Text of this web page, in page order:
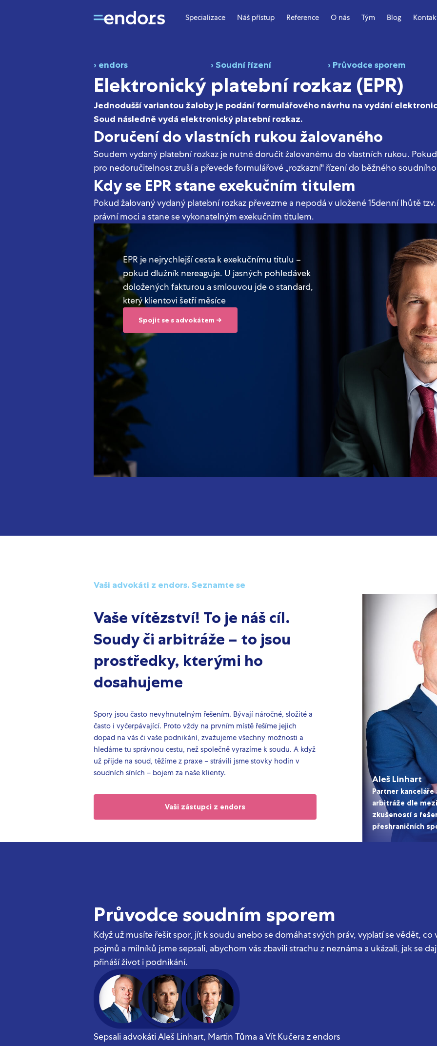
Specializace Náš přístup Reference O nás Tým Blog
› endors › Soudní řízení › Průvodce sporem
Elektronický platební rozkaz (EPR)
Jednodušší variantou žaloby je podání formulářového návrhu na vydání
Soud následně vydá elektronický platební rozkaz.
Doručení do vlastních rukou žalovaného
Soudem vydaný platební rozkaz je nutné doručit žalovanému do vlastních rukou.
pro nedoručitelnost zruší a převede formulářové „rozkazní" řízení do běžného
Kdy se EPR stane exekučním titulem
Pokud žalovaný vydaný platební rozkaz převezme a nepodá v uložené 15denní lhůtě
právní moci a stane se vykonatelným exekučním titulem.
EPR je nejrychlejší cesta k exekučnímu titulu –
pokud dlužník nereaguje. U jasných pohledávek
doložených fakturou a smlouvou jde o standard,
který klientovi šetří měsíce
Spojit se s advokátem →
Vaši advokáti z endors. Seznamte se
Vaše vítězství! To je náš cíl.
Soudy či arbitráže – to jsou
prostředky, kterými ho
dosahujeme
Spory jsou často nevyhnutelným řešením. Bývají náročné, složité a
často i vyčerpávající. Proto vždy na prvním místě řešíme jejich
dopad na vás či vaše podnikání, zvažujeme všechny možnosti a
hledáme tu správnou cestu, než společně vyrazíme k soudu. A když
už přijde na soud, těžíme z praxe – strávili jsme stovky hodin v
soudních síních – bojem za naše klienty.
Vaši zástupci z endors
Aleš Linhart
Partner kanceláře
arbitráže dle
zkušeností s
přeshraničních
Průvodce soudním sporem
Když už musíte řešit spor, jít k soudu anebo se domáhat svých práv, vyplatí se vědět, co
pojmů a milníků jsme sepsali, abychom vás zbavili strachu z neznáma a ukázali, jak se
přináší život i podnikání.
Sepsali advokáti Aleš Linhart, Martin Tůma a Vít Kučera z endors